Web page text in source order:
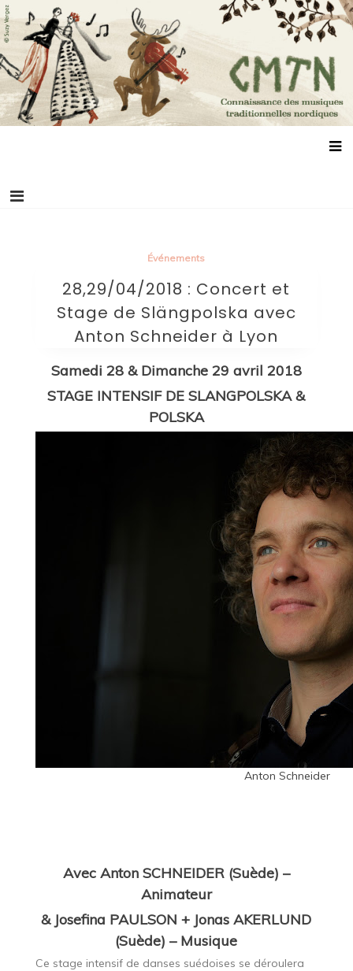
Aller
au
contenu
Connaissance des musiques traditionnelles
nordiques
Association de promotion des musiques, des danses et de la culture
scandinaves
Événements
28,29/04/2018 : Concert et
Stage de Slängpolska avec
Anton Schneider à Lyon
Samedi 28 & Dimanche 29 avril 2018
STAGE INTENSIF DE SLANGPOLSKA &
POLSKA
Anton Schneider
Avec Anton SCHNEIDER (Suède) –
Animateur
& Josefina PAULSON + Jonas AKERLUND
(Suède) – Musique
Ce stage intensif de danses suédoises se déroulera